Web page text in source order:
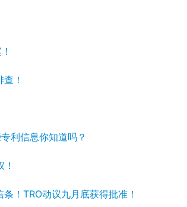
！
利信息你知道吗？
！TRO动议九月底获得批准！